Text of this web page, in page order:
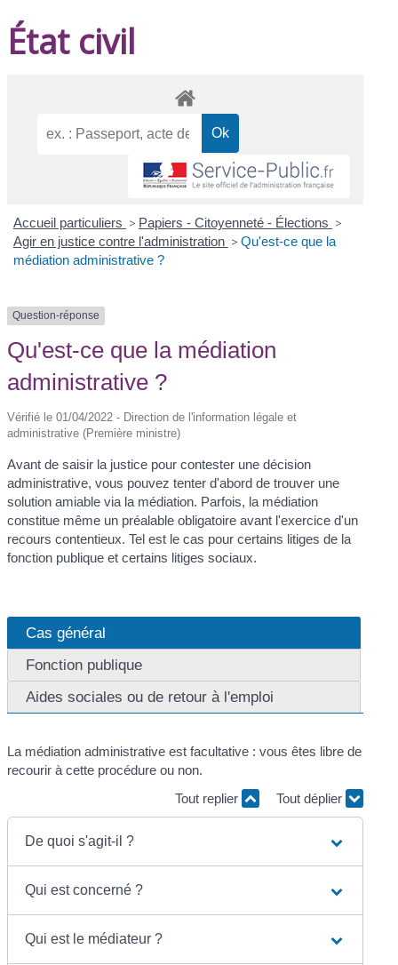
État civil
Accueil particuliers > Papiers - Citoyenneté - Élections >
Agir en justice contre l'administration > Qu'est-ce que la
médiation administrative ?
Question-réponse
Qu'est-ce que la médiation
administrative ?
Vérifié le 01/04/2022 - Direction de l'information légale et
administrative (Première ministre)
Avant de saisir la justice pour contester une décision
administrative, vous pouvez tenter d'abord de trouver une
solution amiable via la médiation. Parfois, la médiation
constitue même un préalable obligatoire avant l'exercice d'un
recours contentieux. Tel est le cas pour certains litiges de la
fonction publique et certains litiges sociaux.
Cas général
Fonction publique
Aides sociales ou de retour à l'emploi
La médiation administrative est facultative : vous êtes libre de
recourir à cette procédure ou non.
Tout replier
Tout déplier
De quoi s'agit-il ?
Qui est concerné ?
Qui est le médiateur ?